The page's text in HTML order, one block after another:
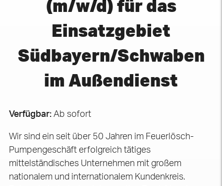
(m/w/d) für das
Einsatzgebiet
Südbayern/Schwaben
im Außendienst
Verfügbar: Ab sofort
Wir sind ein seit über 50 Jahren im Feuerlösch-
Pumpengeschäft erfolgreich tätiges
mittelständisches Unternehmen mit großem
nationalem und internationalem Kundenkreis.